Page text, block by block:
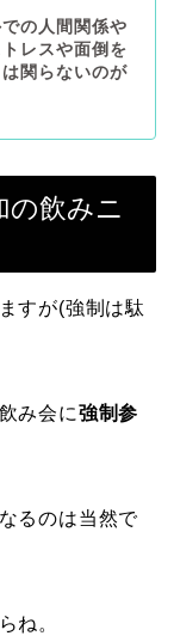
の人間関係や
レスや面倒を
関らないのが
の飲みニ
すが(強制は駄
み会に強制参
るのは当然で
ね。